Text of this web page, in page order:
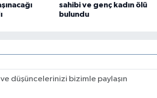
sahibi ve genç kadın ölü
bulundu